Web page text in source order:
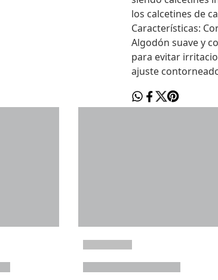
los calcetines de
Características:
Algodón suave y
para evitar
ajuste